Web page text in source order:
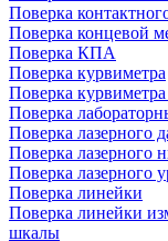
Поверка
Поверка концевой
Поверка КПА
Поверка курвиметра
Поверка
Поверка
Поверка лазерного
Поверка лазерного
Поверка лазерного
Поверка линейки
Поверка линейки
шкалы